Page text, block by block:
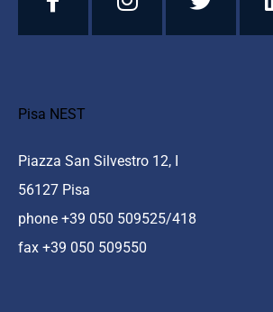
Pisa NEST
Piazza San Silvestro 12, I
56127 Pisa
phone +39 050 509525/418
fax +39 050 509550